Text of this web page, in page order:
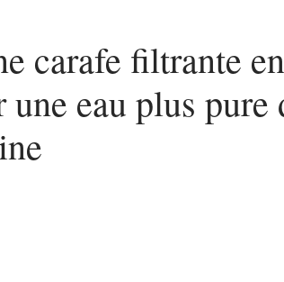
carafe filtrante
eau plus pure